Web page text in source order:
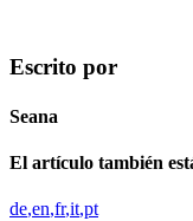
Escrito por
Seana
El artículo también
de en fr it pt